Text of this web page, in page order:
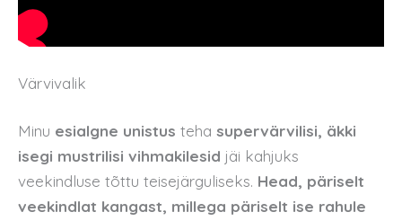
Värvivalik
Minu esialgne unistus teha supervärvilisi, äkki
isegi mustrilisi vihmakilesid jäi kahjuks
veekindluse tõttu teisejärguliseks. Head, päriselt
veekindlat kangast, millega päriselt ise rahule